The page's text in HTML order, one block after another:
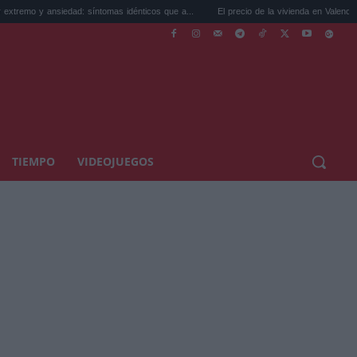
síntomas idénticos que a... El precio de la vivienda en Valencia sube a
TIEMPO VIDEOJUEGOS